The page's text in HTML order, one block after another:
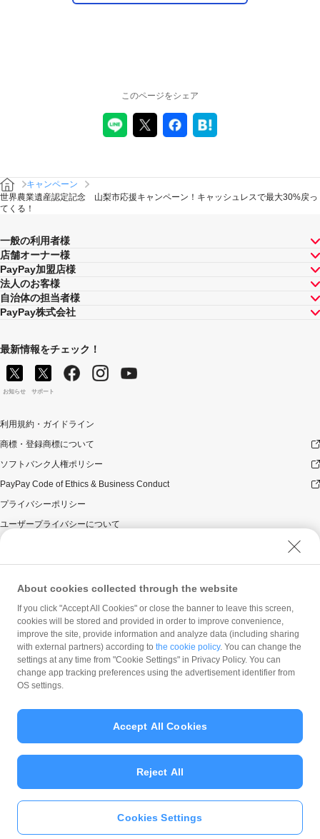
PayPayアプリをダウンロ
このページをシェア
キャンペーン
世界農業遺産認定記念 山梨市応援キャンペーン！キャッシュレスで最大30%戻っ
てくる！
一般の利用者様
店舗オーナー様
PayPay加盟店様
法人のお客様
自治体の担当者様
PayPay株式会社
最新情報をチェック！
お知らせ サポート
利用規約・ガイドライン
商標・登録商標について
ソフトバンク人権ポリシー
PayPay Code of Ethics & Business Conduct
プライバシーポリシー
ユーザープライバシーについて
ウェブサイト利用規約
反社会的勢力に対する方針
勧誘方針
マネロン等基本方針
カスタマーハラスメントに関する当社の考え方
© PayPay Corporation
About cookies collected through the website
If you click "Accept All Cookies" or close the banner to leave this screen,
cookies will be stored and provided in order to improve convenience,
improve the site, provide information and analyze data (including sharing
with external partners) according to the cookie policy. You can change the
settings at any time from "Cookie Settings" in Privacy Policy. You can
change app tracking preferences using the advertisement identifier from
OS settings.
Cookies Settings
Reject All
Accept All Cookies